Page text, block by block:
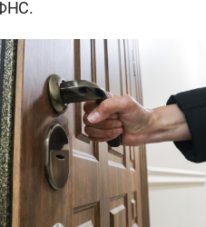
млн рублей.
с данными о
дохода за
такой схеме
апреля, а сам
до 15 июля.
доход